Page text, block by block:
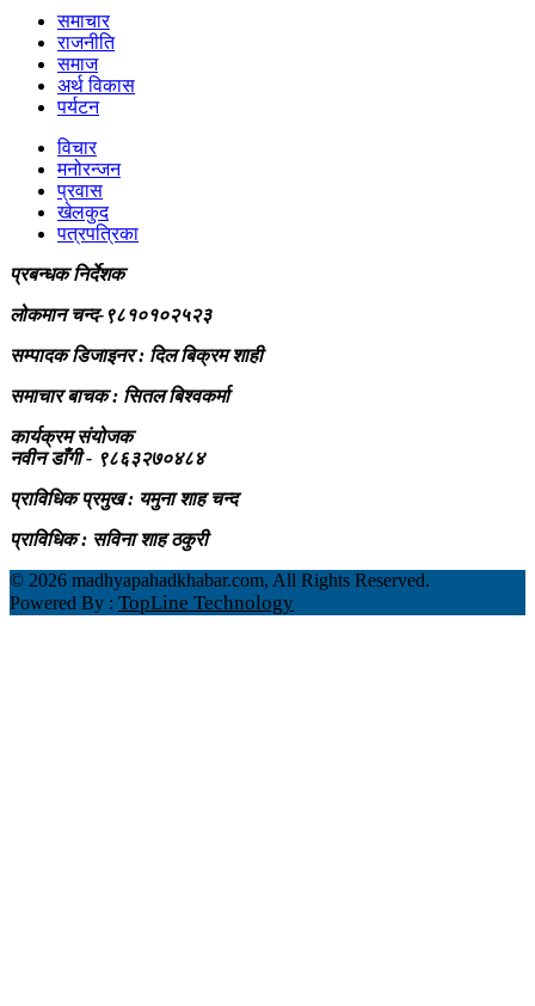
समाचार
राजनीति
समाज
अर्थ विकास
पर्यटन
विचार
मनोरन्जन
प्रवास
खेलकुद
पत्रपत्रिका
प्रबन्धक निर्देशक
लोकमान चन्द-९८१०१०२५२३
सम्पादक डिजाइनर : दिल बिक्रम शाही
समाचार बाचक : सितल बिश्वकर्मा
कार्यक्रम संयोजक
नवीन डाँगी - ९८६३२७०४८४
प्राविधिक प्रमुख : यमुना शाह चन्द
प्राविधिक : सविना शाह ठकुरी
© 2026 madhyapahadkhabar.com, All Rights Reserved.
Powered By : TopLine Technology